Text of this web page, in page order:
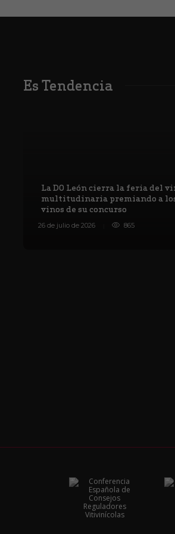
Es Tendencia
La DO León cierra la feria del
multitudinaria premiando a
vinos de su concurso
26 de julio de 2026 865